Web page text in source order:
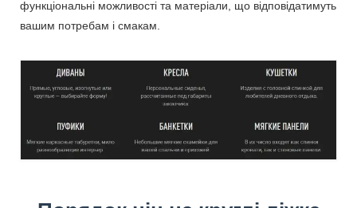
функціональні можливості та матеріали, що відповідатимуть
вашим потребам і смакам.